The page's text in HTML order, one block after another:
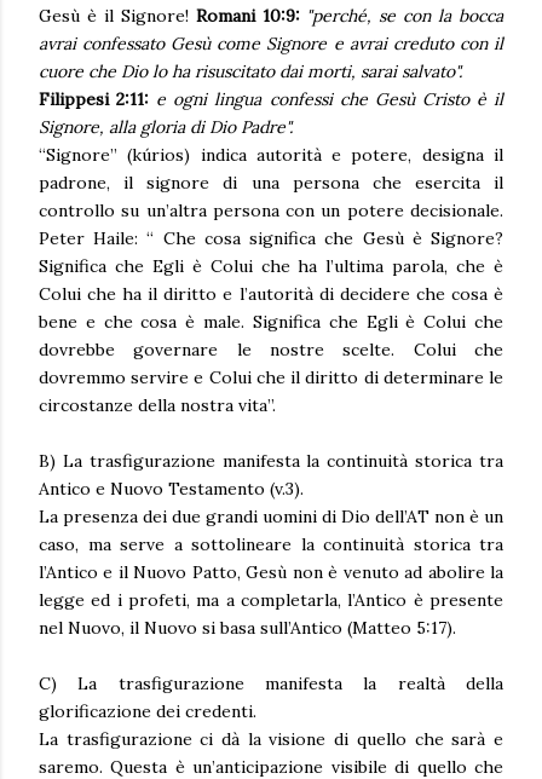
Gesù è il Signore! Romani 10:9: "perché, se con la bocca
avrai confessato Gesù come Signore e avrai creduto con il
cuore che Dio lo ha risuscitato dai morti, sarai salvato".
Filippesi 2:11: e ogni lingua confessi che Gesù Cristo è il
Signore, alla gloria di Dio Padre".
“Signore” (kúrios) indica autorità e potere, designa il
padrone, il signore di una persona che esercita il
controllo su un’altra persona con un potere decisionale.
Peter Haile: “ Che cosa significa che Gesù è Signore?
Significa che Egli è Colui che ha l’ultima parola, che è
Colui che ha il diritto e l’autorità di decidere che cosa è
bene e che cosa è male. Significa che Egli è Colui che
dovrebbe governare le nostre scelte. Colui che
dovremmo servire e Colui che il diritto di determinare le
circostanze della nostra vita”.
B) La trasfigurazione manifesta la continuità storica tra
Antico e Nuovo Testamento (v.3).
La presenza dei due grandi uomini di Dio dell’AT non è un
caso, ma serve a sottolineare la continuità storica tra
l’Antico e il Nuovo Patto, Gesù non è venuto ad abolire la
legge ed i profeti, ma a completarla, l’Antico è presente
nel Nuovo, il Nuovo si basa sull’Antico (Matteo 5:17).
C) La trasfigurazione manifesta la realtà della
glorificazione dei credenti.
La trasfigurazione ci dà la visione di quello che sarà e
saremo. Questa è un’anticipazione visibile di quello che